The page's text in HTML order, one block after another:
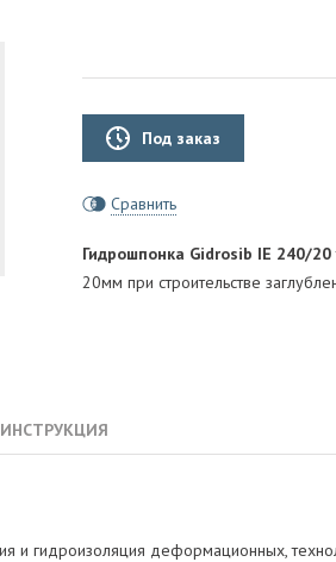
Под заказ
Сравнить
Гидрошпонка Gidrosib IE 240/20
20мм при строительстве
и гидроизоляция деформационных,